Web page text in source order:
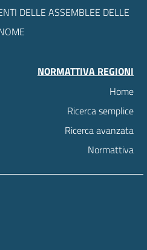
DELLE ASSEMBLEE DELLE
NORMATTIVA REGIONI
Home
Ricerca semplice
Ricerca avanzata
Normattiva